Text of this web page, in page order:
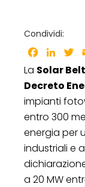
Condividi:
La Solar Belt
Decreto
impianti
entro 300
energia per
industriali e
a 20 MW